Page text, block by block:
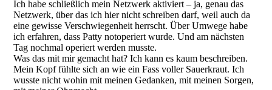
Ich habe schließlich mein Netzwerk aktiviert – ja, genau das
Netzwerk, über das ich hier nicht schreiben darf, weil auch da
eine gewisse Verschwiegenheit herrscht. Über Umwege habe
ich erfahren, dass Patty notoperiert wurde. Und am nächsten
Tag nochmal operiert werden musste.
Was das mit mir gemacht hat? Ich kann es kaum beschreiben.
Mein Kopf fühlte sich an wie ein Fass voller Sauerkraut. Ich
wusste nicht wohin mit meinen Gedanken, mit meinen Sorgen,